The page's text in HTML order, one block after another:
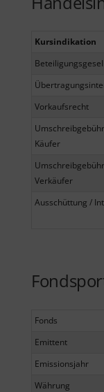
Kursindikation
Vorkaufsrecht
Umschreibgebühr
Käufer
Umschreibgebühr
Verkäufer
Ausschüttung /
Fonds
Emittent
Emissionsjahr
Währung